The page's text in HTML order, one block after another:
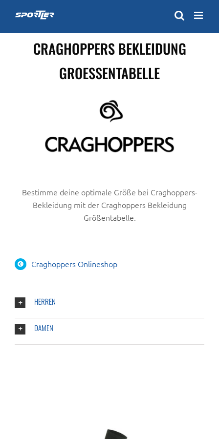
Inhalt
springen
CRAGHOPPERS BEKLEIDUNG
GROESSENTABELLE
Bestimme deine optimale Größe bei Craghoppers-
Bekleidung mit der Craghoppers Bekleidung
Größentabelle.
Craghoppers Onlineshop
HERREN
DAMEN